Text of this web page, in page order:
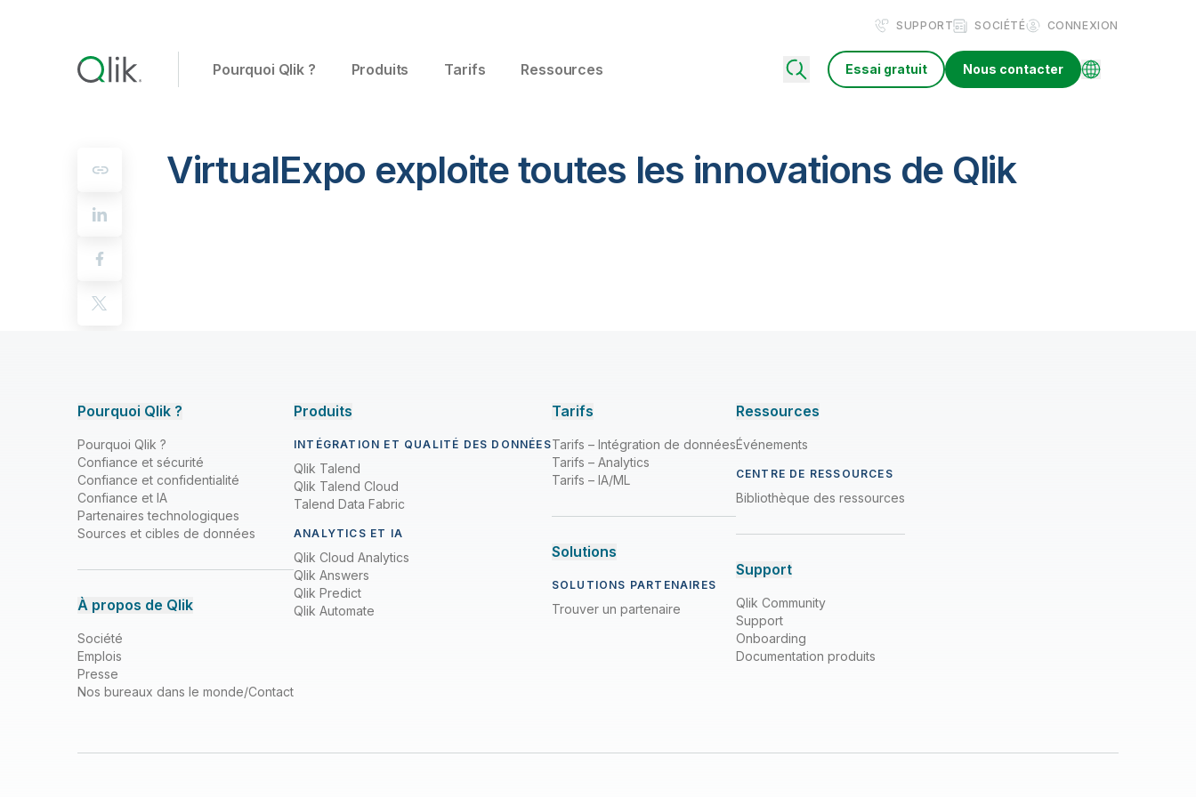
SUPPORT SOCIÉTÉ CONNEXION
Pourquoi Qlik ? Produits Tarifs Ressources Essai gratuit Nous contacter
VirtualExpo exploite toutes les innovations de Qlik
Pourquoi Qlik ?
Pourquoi Qlik ?
Confiance et sécurité
Confiance et confidentialité
Confiance et IA
Partenaires technologiques
Sources et cibles de données
À propos de Qlik
Société
Emplois
Presse
Nos bureaux dans le monde/Contact
Produits
INTÉGRATION ET QUALITÉ DES DONNÉES
Qlik Talend
Qlik Talend Cloud
Talend Data Fabric
ANALYTICS ET IA
Qlik Cloud Analytics
Qlik Answers
Qlik Predict
Qlik Automate
Tarifs
Tarifs – Intégration de données
Tarifs – Analytics
Tarifs – IA/ML
Solutions
SOLUTIONS PARTENAIRES
Trouver un partenaire
Ressources
Événements
CENTRE DE RESSOURCES
Bibliothèque des ressources
Support
Qlik Community
Support
Onboarding
Documentation produits